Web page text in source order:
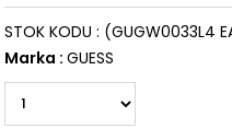
(GUGW0033L4
STOK KODU
Marka : GUESS